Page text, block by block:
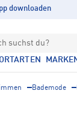
downloaden
suchst du?
Bademode